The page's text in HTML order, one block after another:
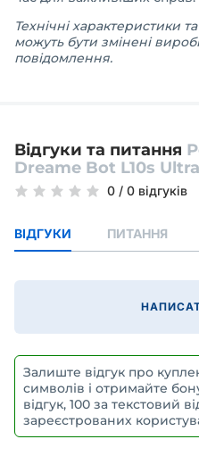
Технічні характеристики
можуть бути змінені
повідомлення.
Відгуки та питання
Dreame Bot L10s
0 / 0 відгуків
ВІДГУКИ ПИТАННЯ
Залиште відгук про
символів і отримайте
відгук, 100 за текстовий
зареєстрованих